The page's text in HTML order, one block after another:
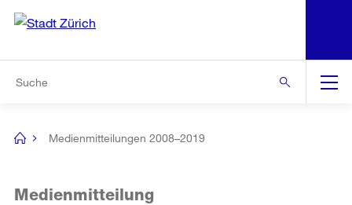
Navigation
[no
Medienmitteilungen 2008–2019
Medienmitteilung